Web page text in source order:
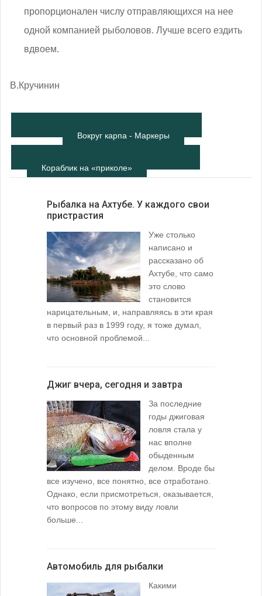
пропорционален числу отправляющихся на нее
одной компанией рыболовов. Лучше всего ездить
вдвоем.
В.Кручинин
Вокруг карпа - Маркеры
Кораблик на «приколе»
Рыбалка на Ахтубе. У каждого свои
пристрастия
Уже столько
написано и
рассказано об
Ахтубе, что само
это слово
становится
нарицательным, и, направляясь в эти края
в первый раз в 1999 году, я тоже думал,
что основной проблемой...
Джиг вчера, сегодня и завтра
За последние
годы джиговая
ловля стала у
нас вполне
обыденным
делом. Вроде бы
все изучено, все понятно, все отработано.
Однако, если присмотреться, оказывается,
что вопросов по этому виду ловли
больше...
Автомобиль для рыбалки
Какими